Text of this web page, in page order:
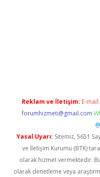
Reklam ve İletişim: E-mail:
forumhizmeti@gmail.com
Yasal Uyarı: Sitemiz, 5651
ve İletişim Kurumu (BTK)
olarak hizmet vermektedir.
olarak denetleme veya